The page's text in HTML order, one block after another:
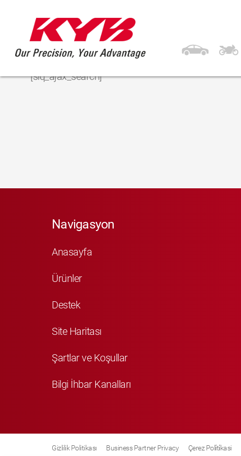
[siq_ajax_search]
Navigasyon
Anasayfa
Ürünler
Destek
Site Haritası
Şartlar ve Koşullar
Bilgi İhbar Kanalları
Gizlilik Politikası Business Partner Privacy Çerez Poli̇ti̇kasi